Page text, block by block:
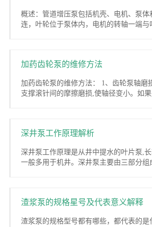
概述：管道增压泵包括机壳、电机、泵
连，叶轮位于泵体内，电机的转轴一端
加药齿轮泵的维修方法
加药齿轮泵的维修方法： 1、齿轮泵轴
支撑滚针间的摩擦磨损,使轴径变小。如
深井泵工作原理解析
深井泵工作原理是从井中提水的叶片泵,
一般多用于机井。深井泵主要由三部分
渣浆泵的规格星号及代表意义解释
渣浆泵的规格型号都有哪些，都代表的